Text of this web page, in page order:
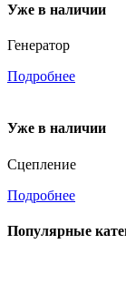
Уже в наличии
Генератор
Подробнее
Уже в наличии
Сцепление
Подробнее
Популярные